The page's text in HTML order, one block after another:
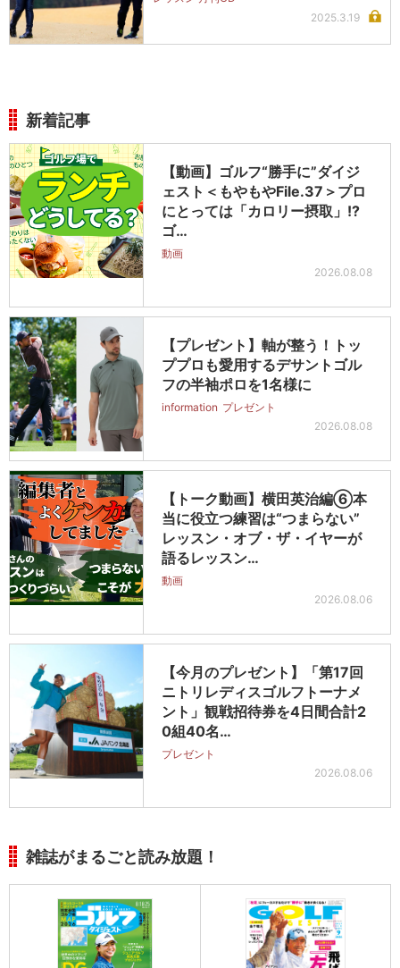
2025.3.19
新着記事
【動画】ゴルフ“勝手に”ダイジ
ェスト＜もやもやFile.37＞プロ
にとっては「カロリー摂取」!?
ゴ…
動画
2026.08.08
【プレゼント】軸が整う！トッ
ププロも愛用するデサントゴル
フの半袖ポロを1名様に
information プレゼント
2026.08.08
【トーク動画】横田英治編⑥本
当に役立つ練習は“つまらない”
レッスン・オブ・ザ・イヤーが
語るレッスン…
動画
2026.08.06
【今月のプレゼント】「第17回
ニトリレディスゴルフトーナメ
ント」観戦招待券を4日間合計2
0組40名…
プレゼント
2026.08.06
雑誌がまるごと読み放題！